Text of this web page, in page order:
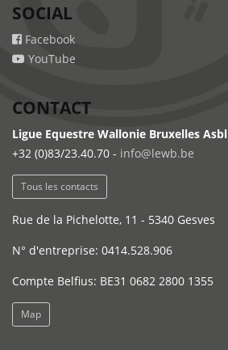
SOCIAL
Facebook
YouTube
CONTACT
Ligue Equestre Wallonie Bruxelles Asbl
+32 (0)83/23.40.70 - info@lewb.be
Tous les contacts
Rue de la Pichelotte, 11 - 5340 Gesves
N° d'entreprise: 0414.528.906
Compte Belfius: BE31 0682 2800 1355
Map